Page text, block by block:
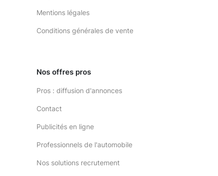
Mentions légales
Conditions générales de vente
Nos offres pros
Pros : diffusion d'annonces
Contact
Publicités en ligne
Professionnels de l'automobile
Nos solutions recrutement